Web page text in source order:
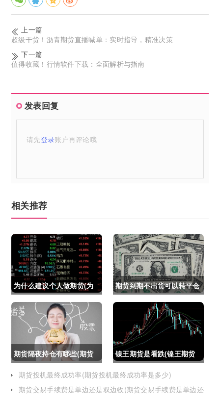
上一篇
超级干货！沥青期货直播喊单：实时指导，精准决策
下一篇
值得收藏！行情软件下载：全面解析与指南
发表回复
请先登录账户再评论哦
相关推荐
为什么建议个人做期货(为
什么建议个人做期货交易)
期货到期不出货可以转平仓
吗吗(期货如果到期不平仓
怎么办)
期货隔夜持仓有哪些(期货
隔夜持仓有哪些风险)
镍王期货是看跌(镍王期货
是看跌还是看涨)
期货投机最终成功率(期货投机最终成功率是多少)
期货交易手续费是单边还是双边收(期货交易手续费是单边还